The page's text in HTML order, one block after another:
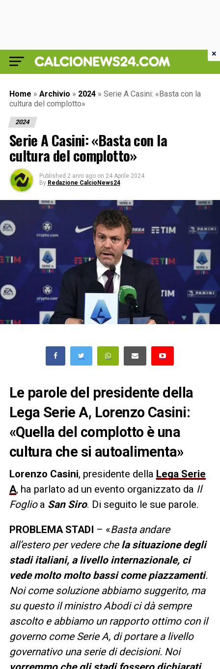
Home » Archivio » 2024 » Serie A Casini: «Basta con la
cultura del complotto»
2024
Serie A Casini: «Basta con la
cultura del complotto»
Published 2 anni ago on 24 Aprile 2024
By Redazione CalcioNews24
Le parole del presidente della
Lega Serie A, Lorenzo Casini:
«Quella del complotto è una
cultura che si autoalimenta»
Lorenzo Casini, presidente della Lega Serie
A, ha parlato ad un evento organizzato da Il
Foglioa San Siro. Di seguito le sue parole.
PROBLEMA STADI – «Basta andare
all’estero per vedere che la situazione degli
stadi italiani, a livello internazionale, ci
vede molto molto bassi come piazzamenti.
Noi come soluzione abbiamo suggerito, ma
su questo il ministro Abodi ci dà sempre
ascolto e abbiamo un rapporto ottimo con il
governo come Serie A, di portare a livello
governativo una serie di decisioni. Noi
×